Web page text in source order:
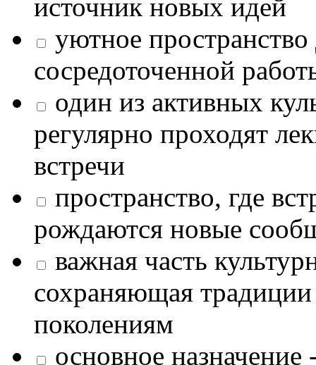
источник новых идей
уютное
сосредоточенной
один из активных
регулярно проходят
встречи
пространство, где
рождаются новые
важная часть
сохраняющая
поколениям
основное назначение